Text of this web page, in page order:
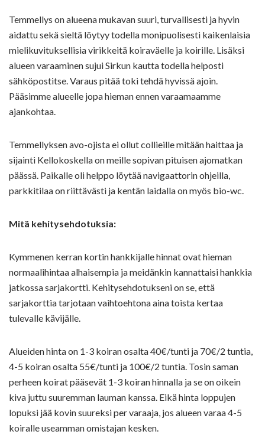
Temmellys on alueena mukavan suuri, turvallisesti ja hyvin
aidattu sekä sieltä löytyy todella monipuolisesti kaikenlaisia
mielikuvituksellisia virikkeitä koiraväelle ja koirille. Lisäksi
alueen varaaminen sujui Sirkun kautta todella helposti
sähköpostitse. Varaus pitää toki tehdä hyvissä ajoin.
Pääsimme alueelle jopa hieman ennen varaamaamme
ajankohtaa.
Temmellyksen avo-ojista ei ollut collieille mitään haittaa ja
sijainti Kellokoskella on meille sopivan pituisen ajomatkan
päässä. Paikalle oli helppo löytää navigaattorin ohjeilla,
parkkitilaa on riittävästi ja kentän laidalla on myös bio-wc.
Mitä kehitysehdotuksia:
Kymmenen kerran kortin hankkijalle hinnat ovat hieman
normaalihintaa alhaisempia ja meidänkin kannattaisi hankkia
jatkossa sarjakortti. Kehitysehdotukseni on se, että
sarjakorttia tarjotaan vaihtoehtona aina toista kertaa
tulevalle kävijälle.
Alueiden hinta on 1-3 koiran osalta 40€/tunti ja 70€/2 tuntia,
4-5 koiran osalta 55€/tunti ja 100€/2 tuntia. Tosin saman
perheen koirat pääsevät 1-3 koiran hinnalla ja se on oikein
kiva juttu suuremman lauman kanssa. Eikä hinta loppujen
lopuksi jää kovin suureksi per varaaja, jos alueen varaa 4-5
koiralle useamman omistajan kesken.